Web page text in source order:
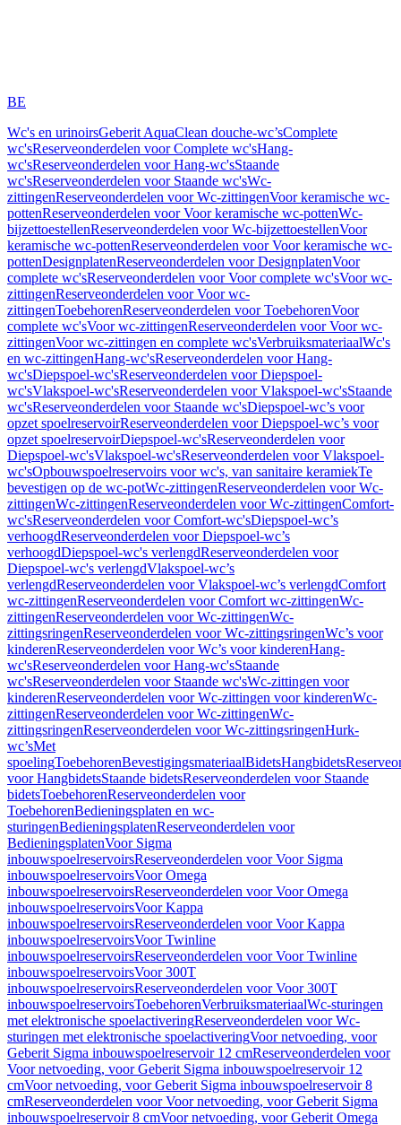
BE
Wc's en urinoirsGeberit AquaClean douche-wc’sComplete
wc'sReserveonderdelen voor Complete wc'sHang-
wc'sReserveonderdelen voor Hang-wc'sStaande
wc'sReserveonderdelen voor Staande wc'sWc-
zittingenReserveonderdelen voor Wc-zittingenVoor keramische wc-
pottenReserveonderdelen voor Voor keramische wc-pottenWc-
bijzettoestellenReserveonderdelen voor Wc-bijzettoestellenVoor
keramische wc-pottenReserveonderdelen voor Voor keramische wc-
pottenDesignplatenReserveonderdelen voor DesignplatenVoor
complete wc'sReserveonderdelen voor Voor complete wc'sVoor wc-
zittingenReserveonderdelen voor Voor wc-
zittingenToebehorenReserveonderdelen voor ToebehorenVoor
complete wc'sVoor wc-zittingenReserveonderdelen voor Voor wc-
zittingenVoor wc-zittingen en complete wc'sVerbruiksmateriaalWc's
en wc-zittingenHang-wc'sReserveonderdelen voor Hang-
wc'sDiepspoel-wc'sReserveonderdelen voor Diepspoel-
wc'sVlakspoel-wc'sReserveonderdelen voor Vlakspoel-wc'sStaande
wc'sReserveonderdelen voor Staande wc'sDiepspoel-wc’s voor
opzet spoelreservoirReserveonderdelen voor Diepspoel-wc’s voor
opzet spoelreservoirDiepspoel-wc'sReserveonderdelen voor
Diepspoel-wc'sVlakspoel-wc'sReserveonderdelen voor Vlakspoel-
wc'sOpbouwspoelreservoirs voor wc's, van sanitaire keramiekTe
bevestigen op de wc-potWc-zittingenReserveonderdelen voor Wc-
zittingenWc-zittingenReserveonderdelen voor Wc-zittingenComfort-
wc'sReserveonderdelen voor Comfort-wc'sDiepspoel-wc’s
verhoogdReserveonderdelen voor Diepspoel-wc’s
verhoogdDiepspoel-wc's verlengdReserveonderdelen voor
Diepspoel-wc's verlengdVlakspoel-wc’s
verlengdReserveonderdelen voor Vlakspoel-wc’s verlengdComfort
wc-zittingenReserveonderdelen voor Comfort wc-zittingenWc-
zittingenReserveonderdelen voor Wc-zittingenWc-
zittingsringenReserveonderdelen voor Wc-zittingsringenWc’s voor
kinderenReserveonderdelen voor Wc’s voor kinderenHang-
wc'sReserveonderdelen voor Hang-wc'sStaande
wc'sReserveonderdelen voor Staande wc'sWc-zittingen voor
kinderenReserveonderdelen voor Wc-zittingen voor kinderenWc-
zittingenReserveonderdelen voor Wc-zittingenWc-
zittingsringenReserveonderdelen voor Wc-zittingsringenHurk-
wc’sMet
spoelingToebehorenBevestigingsmateriaalBidetsHangbidets
voor HangbidetsStaande bidetsReserveonderdelen voor Staande
bidetsToebehorenReserveonderdelen voor
ToebehorenBedieningsplaten en wc-
sturingenBedieningsplatenReserveonderdelen voor
BedieningsplatenVoor Sigma
inbouwspoelreservoirsReserveonderdelen voor Voor Sigma
inbouwspoelreservoirsVoor Omega
inbouwspoelreservoirsReserveonderdelen voor Voor Omega
inbouwspoelreservoirsVoor Kappa
inbouwspoelreservoirsReserveonderdelen voor Voor Kappa
inbouwspoelreservoirsVoor Twinline
inbouwspoelreservoirsReserveonderdelen voor Voor Twinline
inbouwspoelreservoirsVoor 300T
inbouwspoelreservoirsReserveonderdelen voor Voor 300T
inbouwspoelreservoirsToebehorenVerbruiksmateriaalWc-sturingen
met elektronische spoelactiveringReserveonderdelen voor Wc-
sturingen met elektronische spoelactiveringVoor netvoeding, voor
Geberit Sigma inbouwspoelreservoir 12 cmReserveonderdelen voor
Voor netvoeding, voor Geberit Sigma inbouwspoelreservoir 12
cmVoor netvoeding, voor Geberit Sigma inbouwspoelreservoir 8
cmReserveonderdelen voor Voor netvoeding, voor Geberit Sigma
inbouwspoelreservoir 8 cmVoor netvoeding, voor Geberit Omega